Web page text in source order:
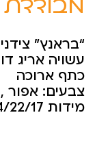
“בראנץ”
עשויה אריג
כתף ארוכה
צבעים: אפור
מידות 24/22/17